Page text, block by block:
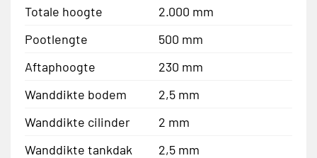
Totale hoogte
2.000 mm
Pootlengte
500 mm
Aftaphoogte
230 mm
Wanddikte bodem
2,5 mm
Wanddikte cilinder
2 mm
Wanddikte tankdak
2,5 mm